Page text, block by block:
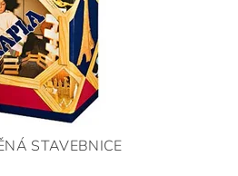
STAVEBNICE